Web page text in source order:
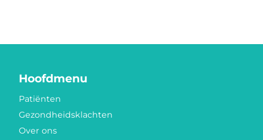
Hoofdmenu
Patiënten
Gezondheidsklachten
Over ons